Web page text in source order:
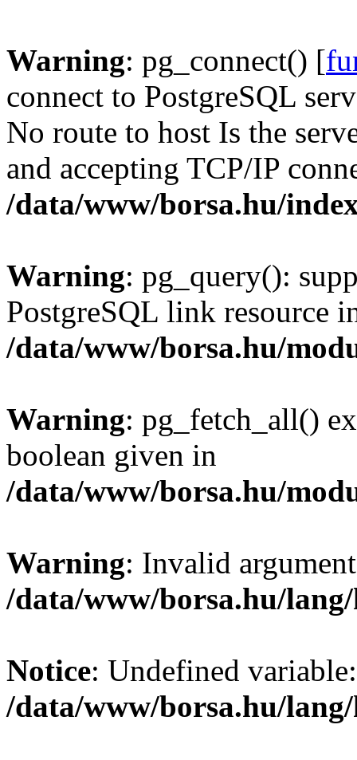
Warning: pg_connect() [
connect to PostgreSQL
No route to host Is the
and accepting TCP/IP
/data/www/borsa.hu/
Warning: pg_query():
PostgreSQL link resource
/data/www/borsa.hu/
Warning: pg_fetch_all()
boolean given in
/data/www/borsa.hu/
Warning: Invalid
/data/www/borsa.hu/
Notice: Undefined
/data/www/borsa.hu/